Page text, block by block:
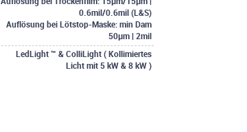
0.6mil/0.6mil (L&S)
Auflösung bei Lötstop-Maske: min Dam
50µm | 2mil
LedLight ™ & ColliLight ( Kollimiertes
Licht mit 5 kW & 8 kW )